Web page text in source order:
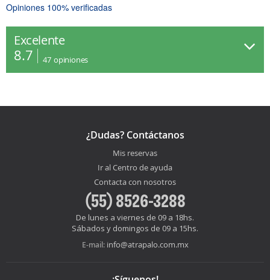
Opiniones 100% verificadas
Excelente
8.7 47 opiniones
¿Dudas? Contáctanos
Mis reservas
Ir al Centro de ayuda
Contacta con nosotros
(55) 8526-3288
De lunes a viernes de 09 a 18hs.
Sábados y domingos de 09 a 15hs.
E-mail: info@atrapalo.com.mx